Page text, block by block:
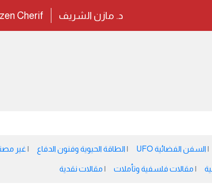
د. مازن الشريف Cherif
السفن الفضائية UFO الطاقة الحيوية وفنون الدفاع غير
مقالات فلسفية وتأملات مقالات نقدية